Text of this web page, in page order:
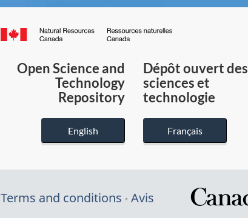
Canada.ca
du
Canada
Open Science and
Technology
Repository
English
Dépôt ouvert des
sciences et
technologie
Français
Terms and conditions Avis